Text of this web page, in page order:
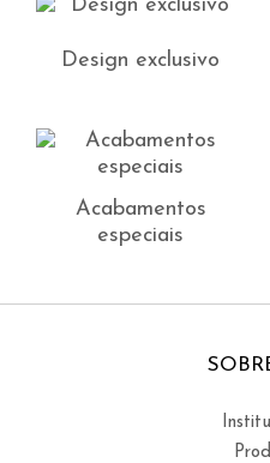
Design exclusivo
Acabamentos
especiais